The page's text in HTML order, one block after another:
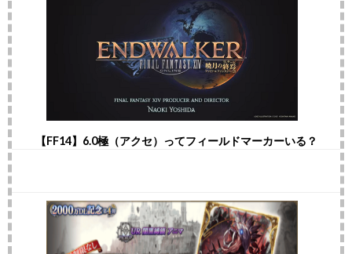
【FF14】6.0極（アクセ）ってフィールドマーカーいる？